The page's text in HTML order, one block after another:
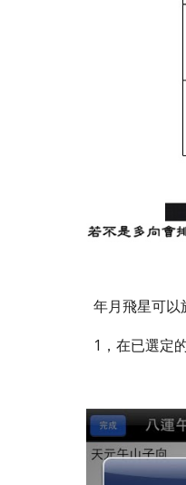
年月飛星可以
1，在已選定